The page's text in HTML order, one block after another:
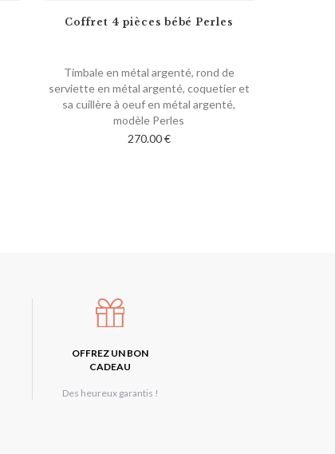
Coffret 4 pièces bébé Perles
Timbale en métal argenté, rond de
serviette en métal argenté, coquetier et
sa cuillère à oeuf en métal argenté,
modèle Perles
Personnalisable
270.00 €
OFFREZ UN BON
CADEAU
Des heureux garantis !